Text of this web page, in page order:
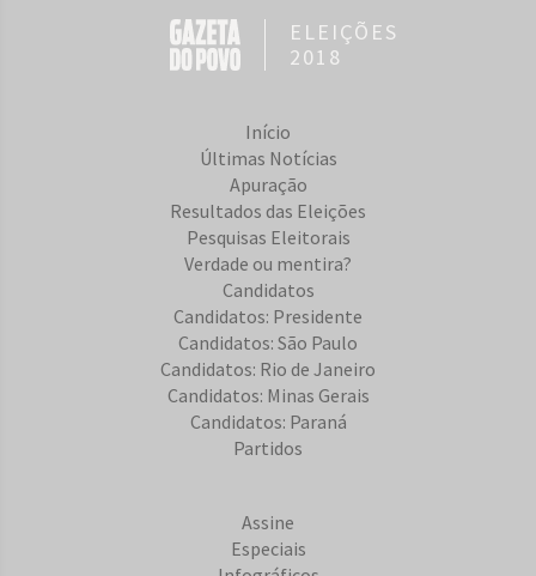
ELEIÇÕES
2018
Início
Últimas Notícias
Apuração
Resultados das Eleições
Pesquisas Eleitorais
Verdade ou mentira?
Candidatos
Candidatos: Presidente
Candidatos: São Paulo
Candidatos: Rio de Janeiro
Candidatos: Minas Gerais
Candidatos: Paraná
Partidos
Assine
Especiais